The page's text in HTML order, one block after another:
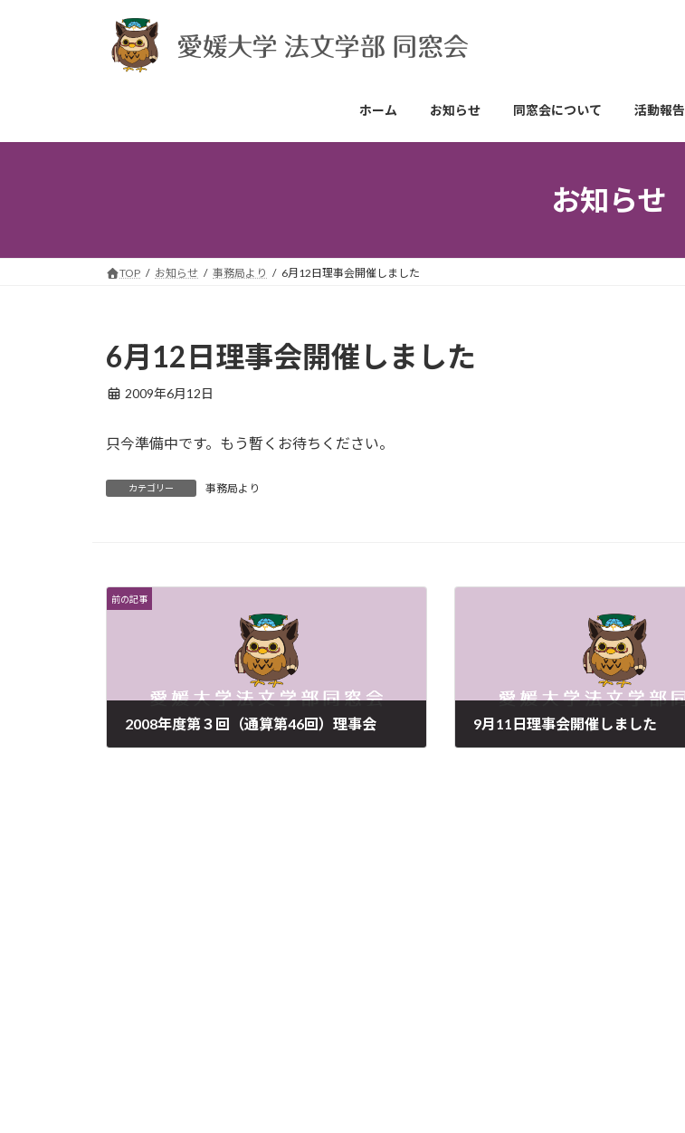
ス
ン
ホーム お知らせ 同窓会について 活動報告
お知らせ
TOP お知らせ 事務局より 6月12日理事会開催しました
6月12日理事会開催しました
2009年6月12日
只今準備中です。もう暫くお待ちください。
カテゴリー 事務局より
前の記事
2008年度第３回（通算第46回）理事会 9月11日理事会開催しました